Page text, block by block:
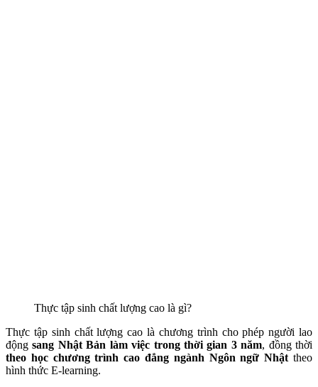
Thực tập sinh chất lượng cao là gì?
Thực tập sinh chất lượng cao là chương trình cho phép người lao
độngsang Nhật Bản làm việc trong thời gian 3 năm, đồng thời
theo học chương trình cao đẳng ngành Ngôn ngữ Nhật theo
hình thức E-learning.